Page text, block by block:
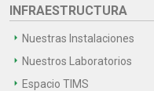
INFRAESTRUCTURA
Nuestras Instalaciones
Nuestros Laboratorios
Espacio TIMS